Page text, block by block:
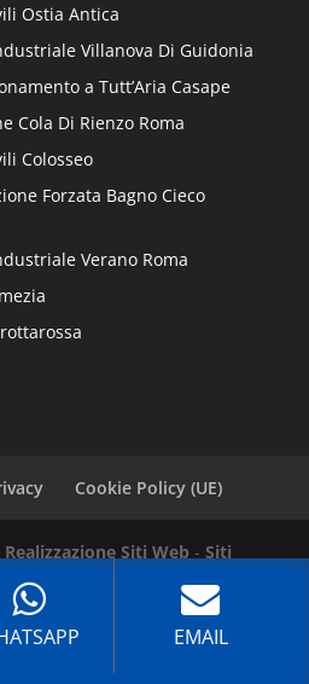
Ostia Antica
Villanova Di Guidonia
a Tutt’Aria Casape
Cola Di Rienzo Roma
Colosseo
Forzata Bagno Cieco
Verano Roma
Cookie Policy (UE)
Realizzazione Siti Web -Siti
Group Communication
EMAIL